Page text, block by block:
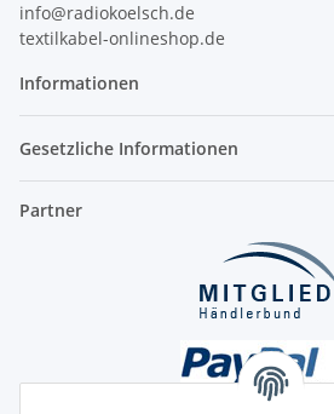
info@radiokoelsch.de
textilkabel-onlineshop.de
Informationen
Gesetzliche Informationen
Partner